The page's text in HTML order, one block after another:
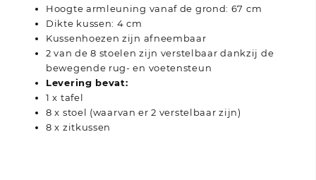
Hoogte armleuning vanaf de grond: 67 cm
Dikte kussen: 4 cm
Kussenhoezen zijn afneembaar
2 van de 8 stoelen zijn verstelbaar dankzij de
bewegende rug- en voetensteun
Levering bevat:
1 x tafel
8 x stoel (waarvan er 2 verstelbaar zijn)
8 x zitkussen